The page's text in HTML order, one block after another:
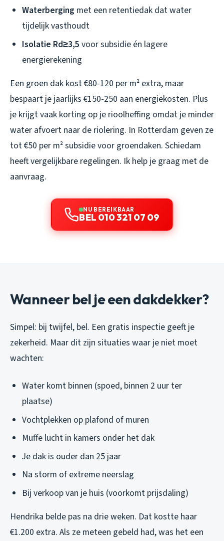
Waterberging met een retentiedak dat water
tijdelijk vasthoudt
Isolatie Rd≥3,5 voor subsidie én lagere
energierekening
Een groen dak kost €80-120 per m² extra, maar
bespaart je jaarlijks €150-250 aan energiekosten. Plus
je krijgt vaak korting op je rioolheffing omdat je minder
water afvoert naar de riolering. In Rotterdam geven ze
tot €50 per m² subsidie voor groendaken. Schiedam
heeft vergelijkbare regelingen. Ik help je graag met de
aanvraag.
NU BEREIKBAAR
BEL 010 321 07 09
Wanneer bel je een dakdekker?
Simpel: bij twijfel, bel. Een gratis inspectie geeft je
zekerheid. Maar dit zijn situaties waar je niet moet
wachten:
Water komt binnen (spoed, binnen 2 uur ter
plaatse)
Vochtplekken op plafond of muren
Muffe lucht in kamers onder het dak
Je dak is ouder dan 25 jaar
Na storm of extreme neerslag
Bij verkoop van je huis (voorkomt prijsdaling)
Hendrika belde pas na drie weken. Dat kostte haar
€1.200 extra. Als ze meteen gebeld had, was het een